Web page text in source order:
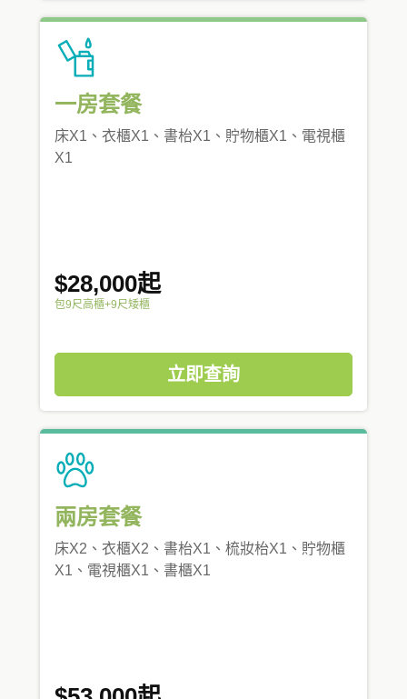
一房套餐
床X1、衣櫃X1、書枱X1、貯物櫃X1、電視櫃
X1
$28,000起
包9尺高櫃+9尺矮櫃
立即查詢
兩房套餐
床X2、衣櫃X2、書枱X1、梳妝枱X1、貯物櫃
X1、電視櫃X1、書櫃X1